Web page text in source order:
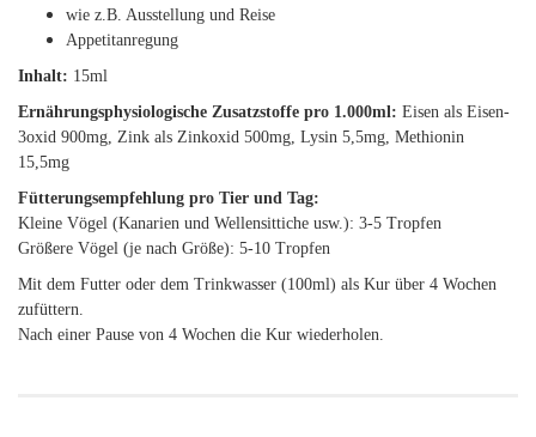
wie z.B. Ausstellung und Reise
Appetitanregung
Inhalt: 15ml
Ernährungsphysiologische Zusatzstoffe pro 1.000ml: Eisen als Eisen-
3oxid 900mg, Zink als Zinkoxid 500mg, Lysin 5,5mg, Methionin
15,5mg
Fütterungsempfehlung pro Tier und Tag:
Kleine Vögel (Kanarien und Wellensittiche usw.): 3-5 Tropfen
Größere Vögel (je nach Größe): 5-10 Tropfen
Mit dem Futter oder dem Trinkwasser (100ml) als Kur über 4 Wochen
zufüttern.
Nach einer Pause von 4 Wochen die Kur wiederholen.